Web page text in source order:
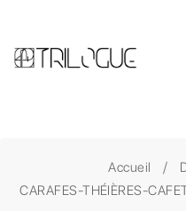
Accueil
CARAFES-THÉIÈRES-